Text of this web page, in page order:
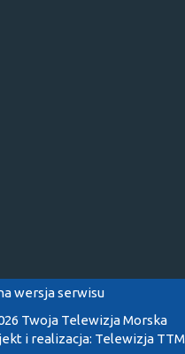
wersja serwisu
Twoja Telewizja Morska
i realizacja: Telewizja TTM